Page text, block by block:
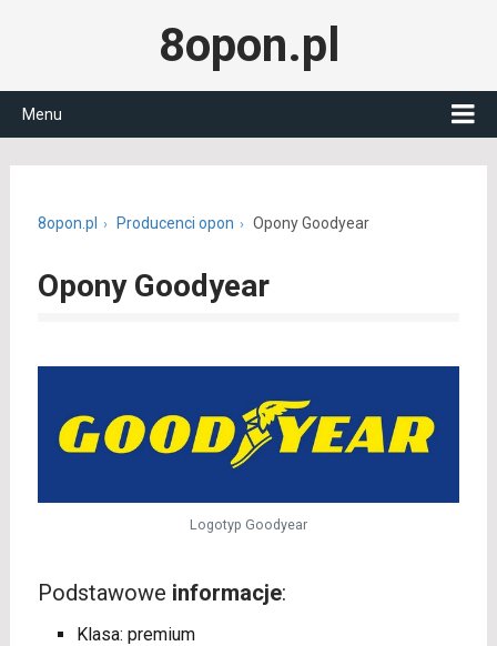
8opon.pl
Menu
8opon.pl Producenci opon Opony Goodyear
Opony Goodyear
Logotyp Goodyear
Podstawowe informacje:
Klasa: premium